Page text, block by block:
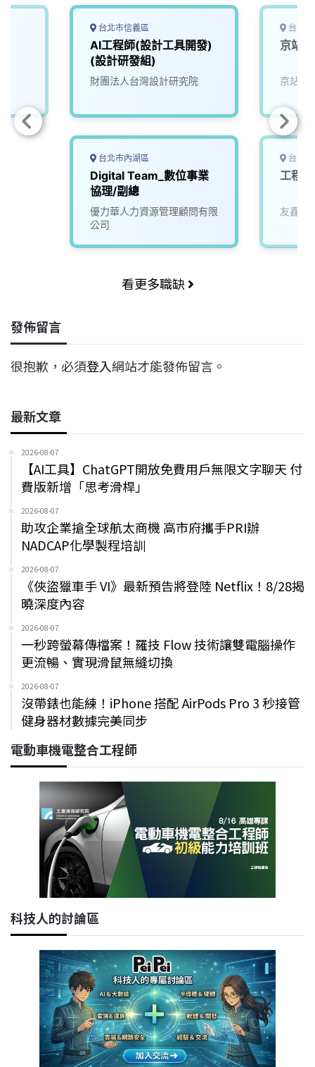
台北市信義區
AI工程師(設計工具開發)
(設計研發組)
財團法人台灣設計研究院
台北市內湖區
Digital Team_數位事業
協理/副總
優力華人力資源管理顧問有限
公司
台北
京站-
京站實
台北
工程師
友鑫科
看更多職缺
發佈留言
很抱歉，必須登入網站才能發佈留言。
最新文章
2026-08-07
【AI工具】ChatGPT開放免費用戶無限文字聊天 付
費版新增「思考滑桿」
2026-08-07
助攻企業搶全球航太商機 高市府攜手PRI辦
NADCAP化學製程培訓
2026-08-07
《俠盜獵車手 VI》最新預告將登陸 Netflix！8/28揭
曉深度內容
2026-08-07
一秒跨螢幕傳檔案！羅技 Flow 技術讓雙電腦操作
更流暢、實現滑鼠無縫切換
2026-08-07
沒帶錶也能練！iPhone 搭配 AirPods Pro 3 秒接管
健身器材數據完美同步
電動車機電整合工程師
科技人的討論區